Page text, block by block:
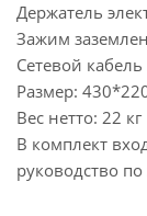
Держатель
Зажим
Сетевой
Размер:
Вес нетто: 22 кг
В комплект
руководство